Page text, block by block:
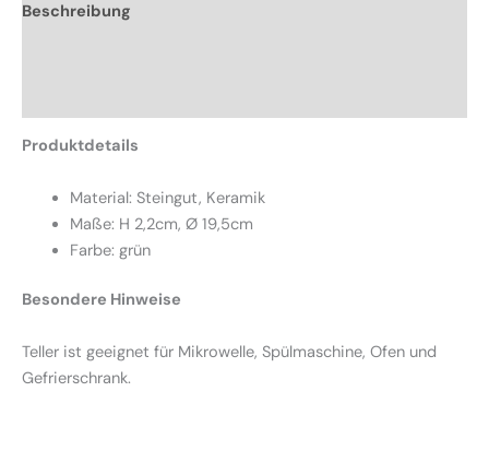
Beschreibung
Produktdetails
Material: Steingut, Keramik
Maße: H 2,2cm, Ø 19,5cm
Farbe: grün
Besondere Hinweise
Teller ist geeignet für Mikrowelle, Spülmaschine, Ofen und
Gefrierschrank.